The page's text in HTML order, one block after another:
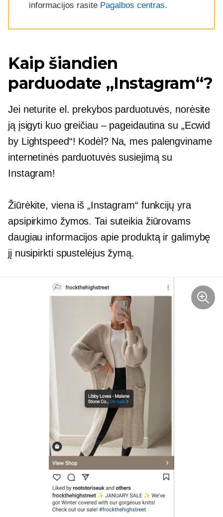
informacijos rasite Pagalbos centras.
Kaip šiandien
parduodate „Instagram“?
Jei neturite el. prekybos parduotuvės, norėsite
ją įsigyti kuo greičiau – pageidautina su „Ecwid
by Lightspeed“! Kodėl? Na, mes palengviname
internetinės parduotuvės susiejimą su
Instagram!
Žiūrėkite, viena iš „Instagram“ funkcijų yra
apsipirkimo žymos. Tai suteikia žiūrovams
daugiau informacijos apie produktą ir galimybę
jį nusipirkti spustelėjus žymą.